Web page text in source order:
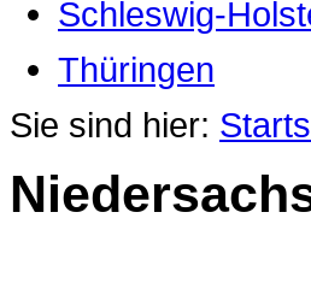
Schleswig-
Thüringen
Sie sind hier: